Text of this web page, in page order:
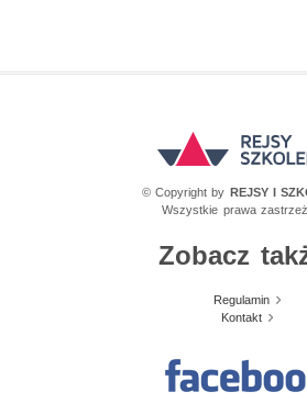
© Copyright by REJSY I
Wszystkie prawa
Zobacz
Regulamin
Kontakt